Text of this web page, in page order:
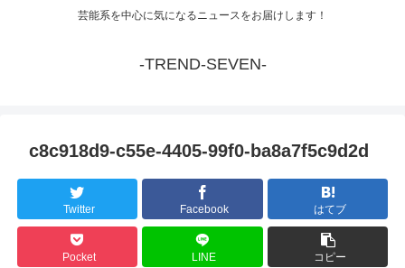
芸能系を中心に気になるニュースをお届けします！
-TREND-SEVEN-
c8c918d9-c55e-4405-99f0-ba8a7f5c9d2d
Twitter Facebook はてブ
Pocket LINE コピー